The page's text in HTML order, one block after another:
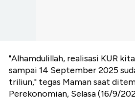
"Alhamdulillah, realisasi KUR
sampai 14 September 2025
triliun," tegas Maman saat
Perekonomian, Selasa (16/9/